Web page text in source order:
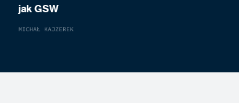
jak GSW
MICHAŁ KAJZEREK